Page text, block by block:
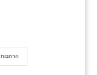
הרחבות